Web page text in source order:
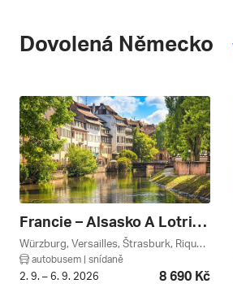
Dovolená Německo
Francie – Alsasko A Lotrinsko
Würzburg, Versailles, Štrasburk, Riquewihr, Nancy, Eguisheim, Colmar, Paříž A Okolí, Lotrinsko, Grand Est, Bavorsko, Alsasko, Německo, Francie
autobusem | snídaně
2. 9. – 6. 9. 2026 8 690 Kč